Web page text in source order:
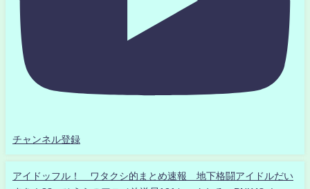
チャンネル登録
アイドッフル！ ワタクシ的まとめ速報 地下格闘アイドルだい